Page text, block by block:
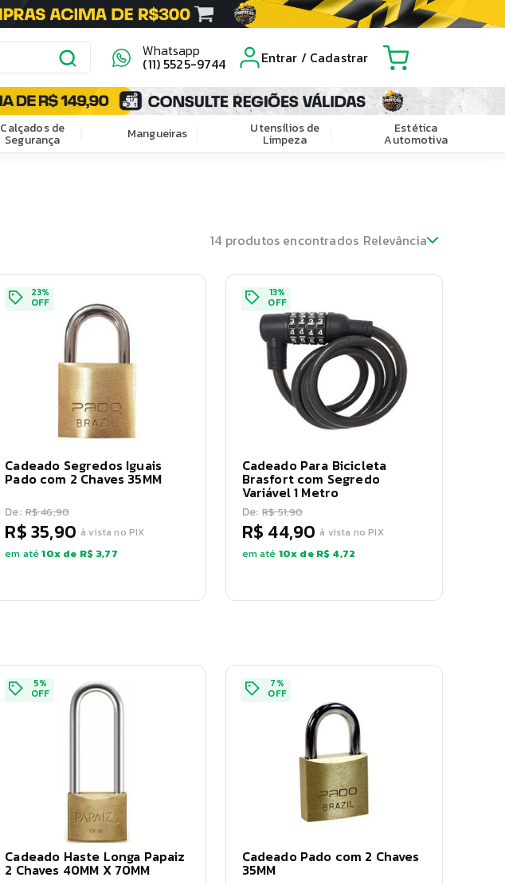
Whatsapp
(11) 5525-9744 Entrar / Cadastrar
Calçados de
Segurança Mangueiras Utensílios de
Limpeza
Estética
Automotiva
14 produtos encontrados Relevância
Cadeado Segredos Iguais
Pado com 2 Chaves 35MM
De: R$ 46,90
R$ 35,90 à vista no PIX
em até10x de R$ 3,77
23%
OFF
Cadeado Para Bicicleta
Brasfort com Segredo
Variável 1 Metro
De: R$ 51,90
R$ 44,90 à vista no PIX
em até 10x de R$ 4,72
13%
OFF
Cadeado Haste Longa Papaiz
2 Chaves 40MM X 70MM
5%
OFF
Cadeado Pado com 2 Chaves
35MM
7%
OFF